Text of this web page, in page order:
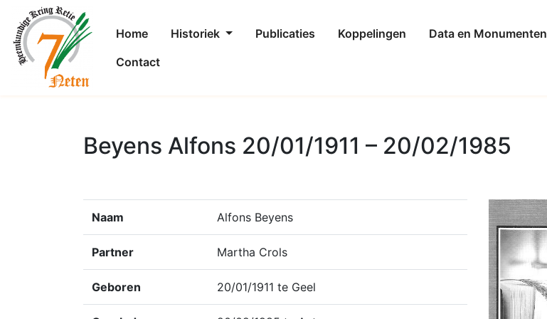
Home Historiek Publicaties Koppelingen Data en Monumenten
Contact
Beyens Alfons 20/01/1911 – 20/02/1985
Naam Alfons Beyens
Partner Martha Crols
Geboren 20/01/1911 te Geel